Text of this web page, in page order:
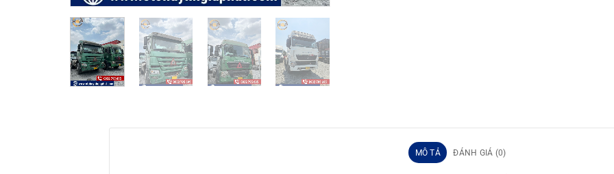
MÔ TẢ ĐÁNH GIÁ (0)